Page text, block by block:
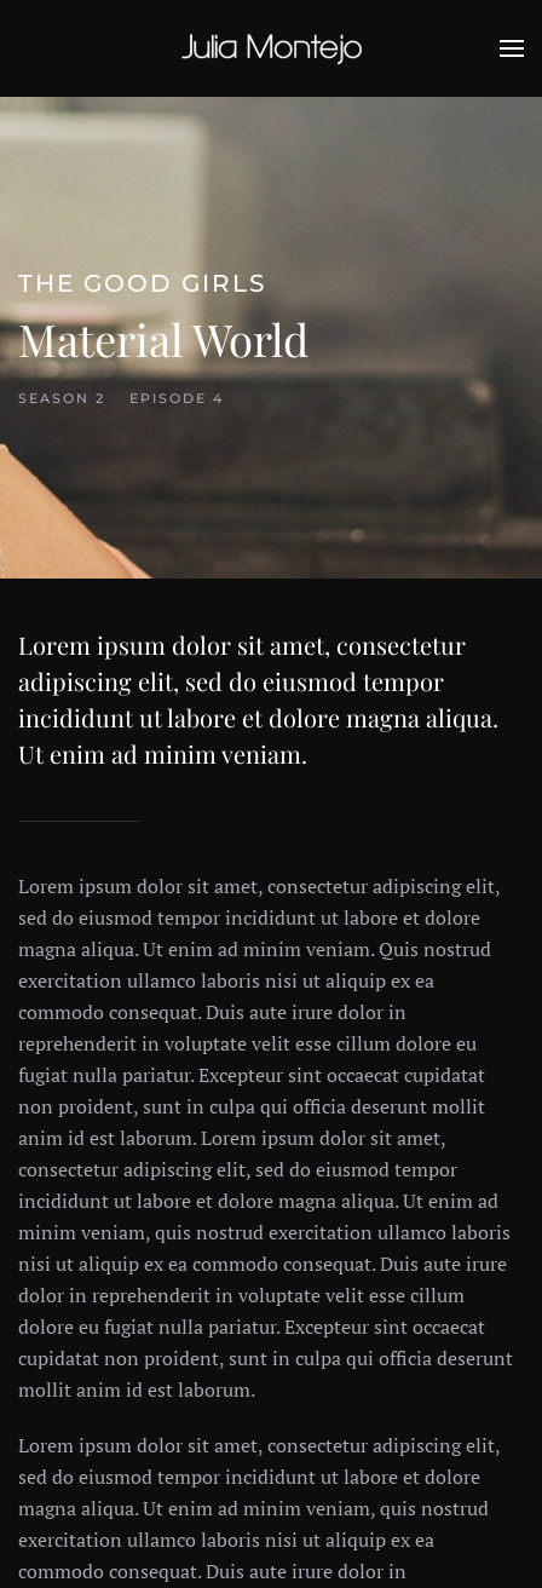
Ir al contenido principal
THE GOOD GIRLS
Material World
SEASON 2 EPISODE 4
Lorem ipsum dolor sit amet, consectetur
adipiscing elit, sed do eiusmod tempor
incididunt ut labore et dolore magna aliqua.
Ut enim ad minim veniam.
Lorem ipsum dolor sit amet, consectetur adipiscing elit,
sed do eiusmod tempor incididunt ut labore et dolore
magna aliqua. Ut enim ad minim veniam. Quis nostrud
exercitation ullamco laboris nisi ut aliquip ex ea
commodo consequat. Duis aute irure dolor in
reprehenderit in voluptate velit esse cillum dolore eu
fugiat nulla pariatur. Excepteur sint occaecat cupidatat
non proident, sunt in culpa qui officia deserunt mollit
anim id est laborum. Lorem ipsum dolor sit amet,
consectetur adipiscing elit, sed do eiusmod tempor
incididunt ut labore et dolore magna aliqua. Ut enim ad
minim veniam, quis nostrud exercitation ullamco laboris
nisi ut aliquip ex ea commodo consequat. Duis aute irure
dolor in reprehenderit in voluptate velit esse cillum
dolore eu fugiat nulla pariatur. Excepteur sint occaecat
cupidatat non proident, sunt in culpa qui officia deserunt
mollit anim id est laborum.
Lorem ipsum dolor sit amet, consectetur adipiscing elit,
sed do eiusmod tempor incididunt ut labore et dolore
magna aliqua. Ut enim ad minim veniam, quis nostrud
exercitation ullamco laboris nisi ut aliquip ex ea
commodo consequat. Duis aute irure dolor in